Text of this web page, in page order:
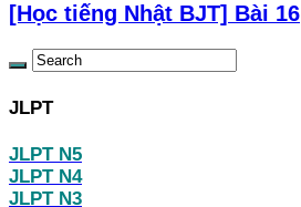
[Học tiếng Nhật BJT] Bài 16
JLPT
JLPT N5
JLPT N4
JLPT N3